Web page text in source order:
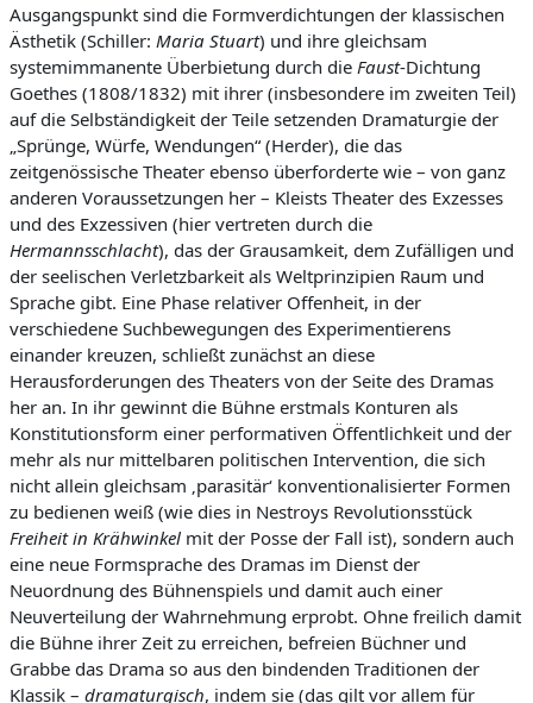
Ausgangspunkt sind die Formverdichtungen der klassischen
Ästhetik (Schiller: Maria Stuart) und ihre gleichsam
systemimmanente Überbietung durch die Faust-Dichtung
Goethes (1808/1832) mit ihrer (insbesondere im zweiten Teil)
auf die Selbständigkeit der Teile setzenden Dramaturgie der
„Sprünge, Würfe, Wendungen“ (Herder), die das
zeitgenössische Theater ebenso überforderte wie – von ganz
anderen Voraussetzungen her – Kleists Theater des Exzesses
und des Exzessiven (hier vertreten durch die
Hermannsschlacht), das der Grausamkeit, dem Zufälligen und
der seelischen Verletzbarkeit als Weltprinzipien Raum und
Sprache gibt. Eine Phase relativer Offenheit, in der
verschiedene Suchbewegungen des Experimentierens
einander kreuzen, schließt zunächst an diese
Herausforderungen des Theaters von der Seite des Dramas
her an. In ihr gewinnt die Bühne erstmals Konturen als
Konstitutionsform einer performativen Öffentlichkeit und der
mehr als nur mittelbaren politischen Intervention, die sich
nicht allein gleichsam ‚parasitär‘ konventionalisierter Formen
zu bedienen weiß (wie dies in Nestroys Revolutionsstück
Freiheit in Krähwinkel mit der Posse der Fall ist), sondern auch
eine neue Formsprache des Dramas im Dienst der
Neuordnung des Bühnenspiels und damit auch einer
Neuverteilung der Wahrnehmung erprobt. Ohne freilich damit
die Bühne ihrer Zeit zu erreichen, befreien Büchner und
Grabbe das Drama so aus den bindenden Traditionen der
Klassik – dramaturgisch, indem sie (das gilt vor allem für